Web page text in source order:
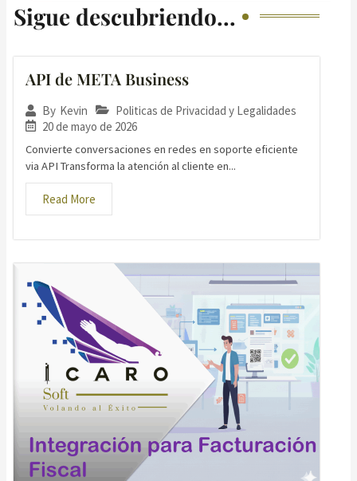
Sigue descubriendo...
API de META Business
By Kevin
Politicas de Privacidad y Legalidades
20 de mayo de 2026
Convierte conversaciones en redes en soporte eficiente
via API Transforma la atención al cliente en...
Read More